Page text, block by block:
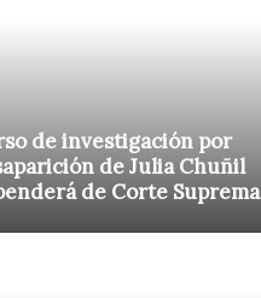
de investigación por
de Julia Chuñil
de Corte Suprema